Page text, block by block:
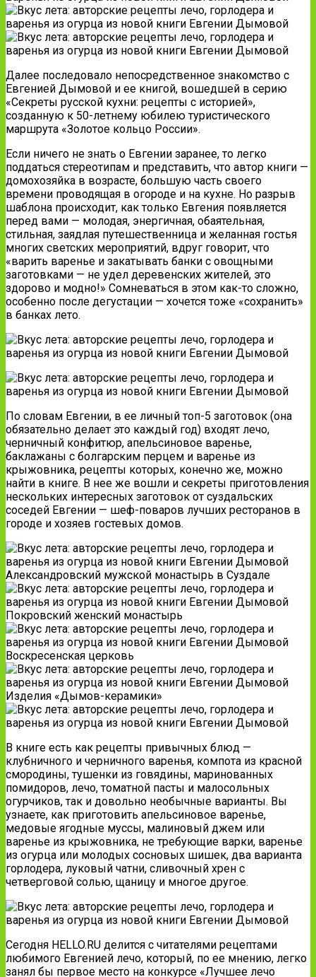
Далее последовало непосредственное знакомство с
Евгенией Дымовой и ее книгой, вошедшей в серию
«Секреты русской кухни: рецепты с историей»,
созданную к 50-летнему юбилею туристического
маршрута «Золотое кольцо России».
Если ничего не знать о Евгении заранее, то легко
поддаться стереотипам и представить, что автор книги —
домохозяйка в возрасте, большую часть своего
времени проводящая в огороде и на кухне. Но разрыв
шаблона происходит, как только Евгения появляется
перед вами — молодая, энергичная, обаятельная,
стильная, заядлая путешественница и желанная гостья
многих светских мероприятий, вдруг говорит, что
«варить варенье и закатывать банки с овощными
заготовками — не удел деревенских жителей, это
здорово и модно!» Сомневаться в этом как-то сложно,
особенно после дегустации — хочется тоже «сохранить»
в банках лето.
По словам Евгении, в ее личный топ-5 заготовок (она
обязательно делает это каждый год) входят лечо,
черничный конфитюр, апельсиновое варенье,
баклажаны с болгарским перцем и варенье из
крыжовника, рецепты которых, конечно же, можно
найти в книге. В нее же вошли и секреты приготовления
нескольких интересных заготовок от суздальских
соседей Евгении — шеф-поваров лучших ресторанов в
городе и хозяев гостевых домов.
Александровский мужской монастырь в Суздале
Покровский женский монастырь
Воскресенская церковь
Изделия «Дымов-керамики»
В книге есть как рецепты привычных блюд —
клубничного и черничного варенья, компота из красной
смородины, тушенки из говядины, маринованных
помидоров, лечо, томатной пасты и малосольных
огурчиков, так и довольно необычные варианты. Вы
узнаете, как приготовить апельсиновое варенье,
медовые ягодные муссы, малиновый джем или
варенье из крыжовника, не требующие варки, варенье
из огурца или молодых сосновых шишек, два варианта
горлодера, луковый чатни, сливочный хрен с
четверговой солью, щаницу и многое другое.
Сегодня HELLO.RU делится с читателями рецептами
любимого Евгенией лечо, который, по ее мнению, легко
занял бы первое место на конкурсе «Лучшее лечо